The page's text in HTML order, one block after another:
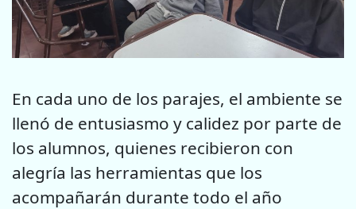
En cada uno de los parajes, el ambiente se
llenó de entusiasmo y calidez por parte de
los alumnos, quienes recibieron con
alegría las herramientas que los
acompañarán durante todo el año